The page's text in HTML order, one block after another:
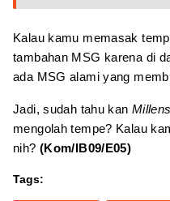
Kalau kamu memasak
tambahan MSG karena di
ada MSG alami yang
Jadi, sudah tahu kan Millens
mengolah tempe? Kalau
nih? (Kom/IB09/E05)
Tags: